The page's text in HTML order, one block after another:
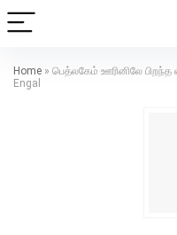
Home » பெத்லகேம் ஊரினிலே
Engal